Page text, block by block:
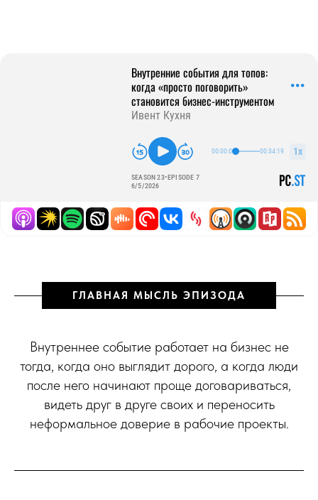
ГЛАВНАЯ МЫСЛЬ ЭПИЗОДА
Внутреннее событие работает на бизнес не
тогда, когда оно выглядит дорого, а когда люди
после него начинают проще договариваться,
видеть друг в друге своих и переносить
неформальное доверие в рабочие проекты.